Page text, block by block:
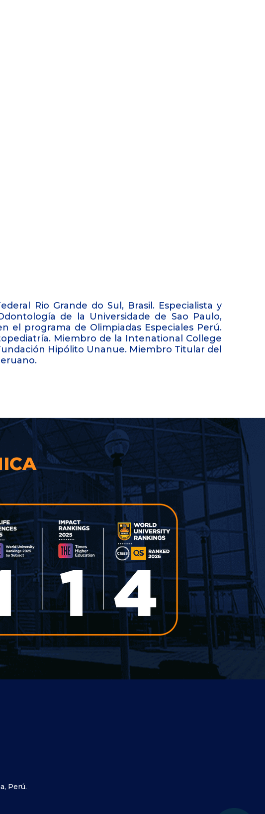
Rio Grande do Sul, Brasil. Especialista y
de la Universidade de Sao Paulo,
el programa de Olimpiadas Especiales Perú.
Miembro de la Intenational College
Hipólito Unanue. Miembro Titular del
Perú.